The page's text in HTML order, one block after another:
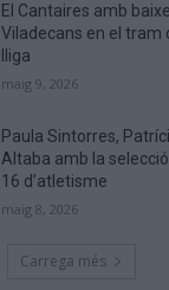
El Cantaires amb
Viladecans en el tram
lliga
maig 9, 2026
Paula Sintorres,
Altaba amb la
16 d’atletisme
maig 8, 2026
Carrega més